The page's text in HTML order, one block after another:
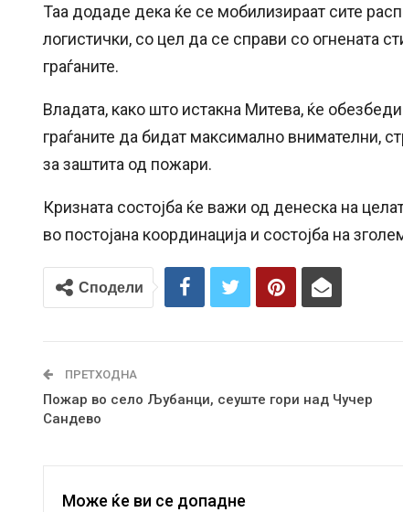
Таа додаде дека ќе се мобилизираат сите
логистички, со цел да се справи со огнената
граѓаните.
Владата, како што истакна Митева, ќе
граѓаните да бидат максимално внимателни,
за заштита од пожари.
Кризната состојба ќе важи од денеска на
во постојана координација и состојба на
Сподели
ПРЕТХОДНА
Пожар во село Љубанци, сеуште гори над Чучер
Сандево
Може ќе ви се допадне